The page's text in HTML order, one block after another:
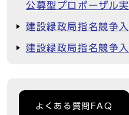
公募型プロポーザル
建設緑政局指名競争
建設緑政局指名競争
よくある質問FAQ